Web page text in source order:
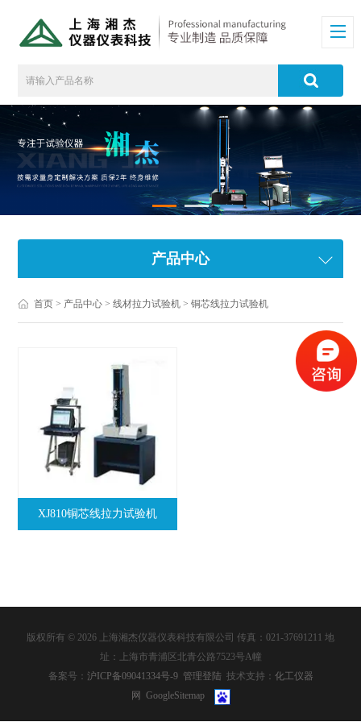
产品中心
首页 > 产品中心 >线材拉力试验机 >铜芯线拉力试验机
XJ810铜芯线拉力试验机
版权所有 © 2026 上海湘杰仪器仪表科技有限公司 传真：021-37691211 地
址：上海市青浦区北青公路7523号A幢
备案号： 沪ICP备09041334号-9 管理登陆 技术支持： 化工仪器
网 GoogleSitemap